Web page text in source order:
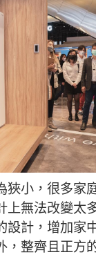
狹小，很多家
上無法改變太
設計，增加家
，整齊且正方